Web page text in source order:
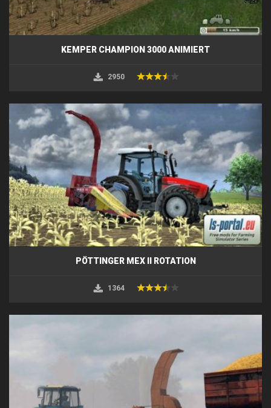
KEMPER CHAMPION 3000 ANIMIERT
2950
PÖTTINGER MEX II ROTATION
1364